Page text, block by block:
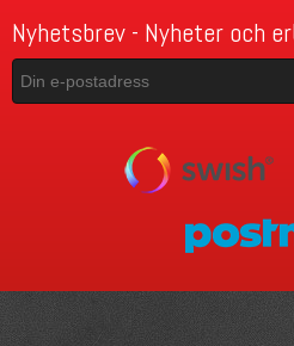
Nyhetsbrev - Nyheter och